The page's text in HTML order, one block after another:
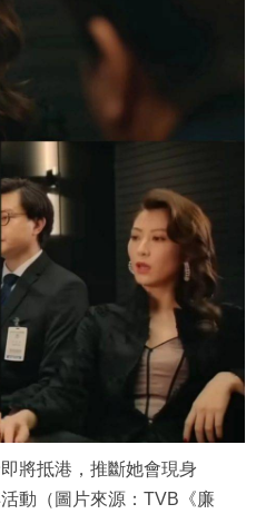
將抵港，推斷她會現身
動（圖片來源：TVB《廉